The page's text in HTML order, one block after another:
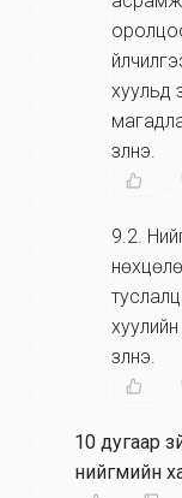
хуульд
үзүүлнэ.
9.2.
үзүүлнэ.
10 дугаар
нийгмийн